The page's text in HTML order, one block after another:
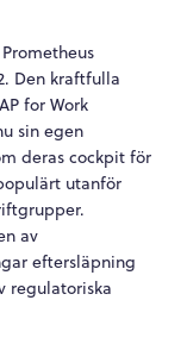
Den kraftfulla
for Work
sin egen
deras cockpit för
utanför
av
eftersläpning
regulatoriska